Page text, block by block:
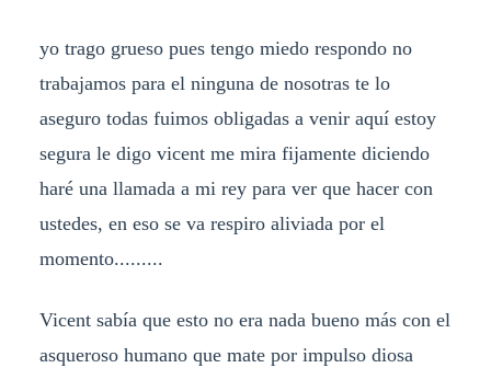
yo trago grueso pues tengo miedo respondo no
trabajamos para el ninguna de nosotras te lo
aseguro todas fuimos obligadas a venir aquí estoy
segura le digo vicent me mira fijamente diciendo
haré una llamada a mi rey para ver que hacer con
ustedes, en eso se va respiro aliviada por el
momento.........
Vicent sabía que esto no era nada bueno más con el
asqueroso humano que mate por impulso diosa